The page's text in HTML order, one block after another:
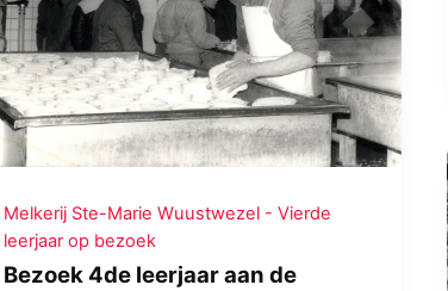
Melkerij Ste-Marie Wuustwezel - Vierde
leerjaar op bezoek
Bezoek 4de leerjaar aan de